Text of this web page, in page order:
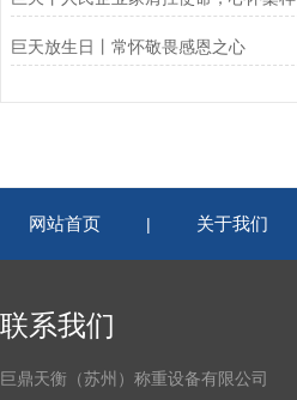
巨天放生日丨常怀敬畏感恩之心
网站首页 | 关于我们
联系我们
巨鼎天衡（苏州）称重设备有限公司